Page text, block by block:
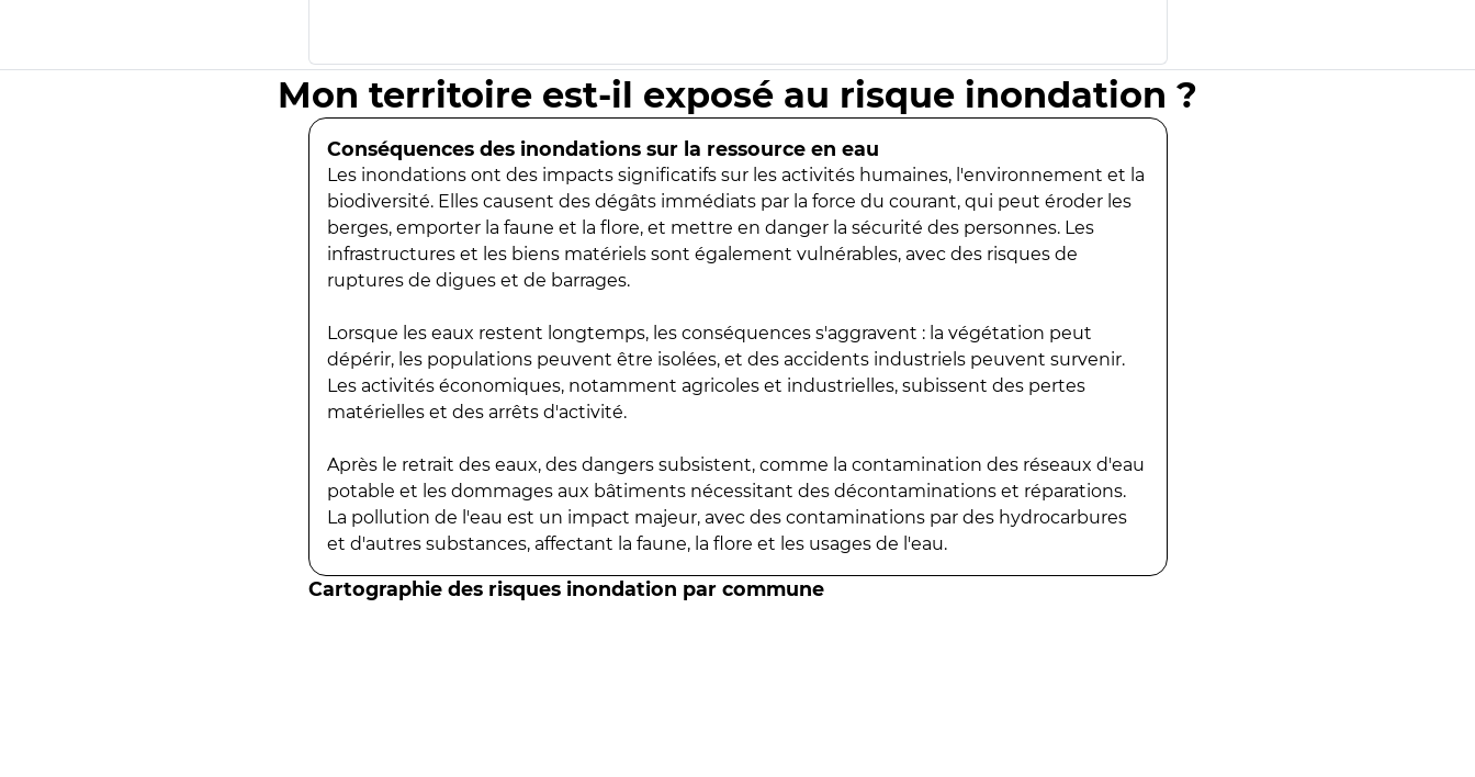
Mon territoire est-il exposé au risque inondation ?
Conséquences des inondations sur la ressource en eau
Les inondations ont des impacts significatifs sur les activités humaines, l'environnement et la
biodiversité. Elles causent des dégâts immédiats par la force du courant, qui peut éroder les
berges, emporter la faune et la flore, et mettre en danger la sécurité des personnes. Les
infrastructures et les biens matériels sont également vulnérables, avec des risques de
ruptures de digues et de barrages.
Lorsque les eaux restent longtemps, les conséquences s'aggravent : la végétation peut
dépérir, les populations peuvent être isolées, et des accidents industriels peuvent survenir.
Les activités économiques, notamment agricoles et industrielles, subissent des pertes
matérielles et des arrêts d'activité.
Après le retrait des eaux, des dangers subsistent, comme la contamination des réseaux d'eau
potable et les dommages aux bâtiments nécessitant des décontaminations et réparations.
La pollution de l'eau est un impact majeur, avec des contaminations par des hydrocarbures
et d'autres substances, affectant la faune, la flore et les usages de l'eau.
Cartographie des risques inondation par commune